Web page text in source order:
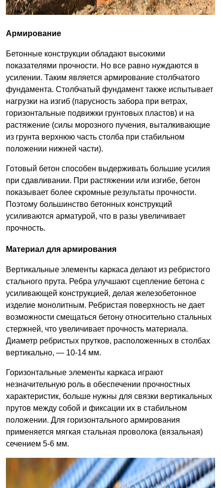
Армирование
Бетонные конструкции обладают высокими
показателями прочности. Но все равно нуждаются в
усилении. Таким является армирование столбчатого
фундамента. Столбчатый фундамент также испытывает
нагрузки на изгиб (парусность забора при ветрах,
горизонтальные подвижки грунтовых пластов) и на
растяжение (силы морозного пучения, выталкивающие
из грунта верхнюю часть столба при стабильном
положении нижней части).
Готовый бетон способен выдерживать большие усилия
при сдавливании. При растяжении или изгибе, бетон
показывает более скромные результаты прочности.
Поэтому большинство бетонных конструкций
усиливаются арматурой, что в разы увеличивает
прочность.
Материал для армирования
Вертикальные элементы каркаса делают из ребристого
стального прута. Ребра улучшают сцепление бетона с
усиливающей конструкцией, делая железобетонное
изделие монолитным. Ребристая поверхность не дает
возможности смещаться бетону относительно стальных
стержней, что увеличивает прочность материала.
Диаметр ребристых прутков, расположенных в столбах
вертикально, — 10-14 мм.
Горизонтальные элементы каркаса играют
незначительную роль в обеспечении прочностных
характеристик, больше нужны для связки вертикальных
прутов между собой и фиксации их в стабильном
положении. Для горизонтального армирования
применяется мягкая стальная проволока (вязальная)
сечением 5-6 мм.